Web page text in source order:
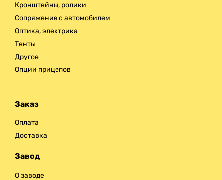
Кронштейны, ролики
Сопряжение с автомобилем
Оптика, электрика
Тенты
Другое
Опции прицепов
Заказ
Оплата
Доставка
Завод
О заводе